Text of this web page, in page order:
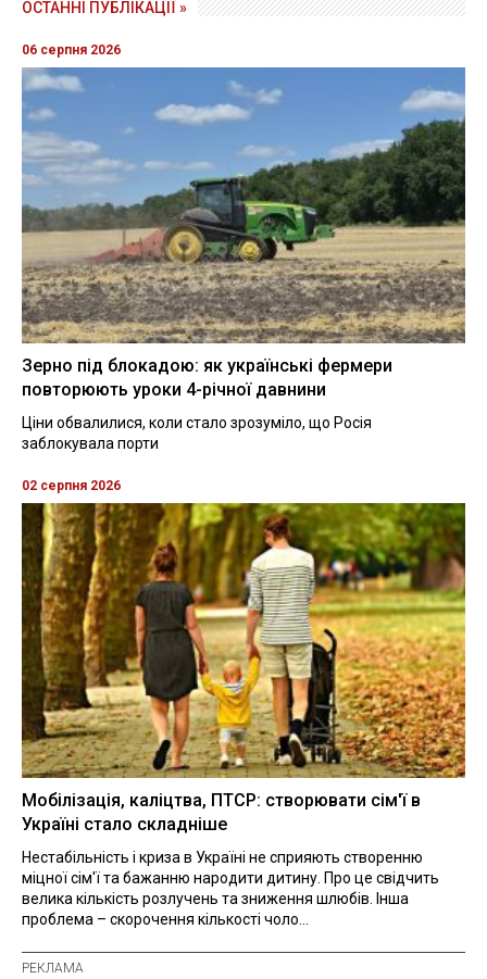
ОСТАННІ ПУБЛІКАЦІЇ »
06 серпня 2026
Зерно під блокадою: як українські фермери
повторюють уроки 4-річної давнини
Ціни обвалилися, коли стало зрозуміло, що Росія
заблокувала порти
02 серпня 2026
Мобілізація, каліцтва, ПТСР: створювати сім'ї в
Україні стало складніше
Нестабільність і криза в Україні не сприяють створенню
міцної сім'ї та бажанню народити дитину. Про це свідчить
велика кількість розлучень та зниження шлюбів. Інша
проблема – скорочення кількості чоло...